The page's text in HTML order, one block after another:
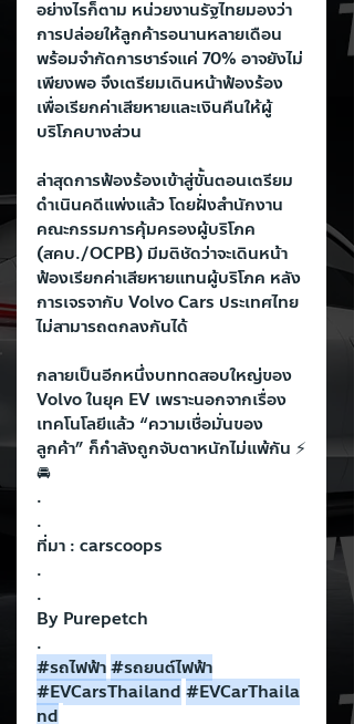
อย่างไรก็ตาม หน่วยงานรัฐไทยมองว่า
การปล่อยให้ลูกค้ารอนานหลายเดือน
พร้อมจำกัดการชาร์จแค่ 70% อาจยังไม่
เพียงพอ จึงเตรียมเดินหน้าฟ้องร้อง
เพื่อเรียกค่าเสียหายและเงินคืนให้ผู้
บริโภคบางส่วน
ล่าสุดการฟ้องร้องเข้าสู่ขั้นตอนเตรียม
ดำเนินคดีแพ่งแล้ว โดยฝั่งสำนักงาน
คณะกรรมการคุ้มครองผู้บริโภค
(สคบ./OCPB) มีมติชัดว่าจะเดินหน้า
ฟ้องเรียกค่าเสียหายแทนผู้บริโภค หลัง
การเจรจากับ Volvo Cars ประเทศไทย
ไม่สามารถตกลงกันได้
กลายเป็นอีกหนึ่งบททดสอบใหญ่ของ
Volvo ในยุค EV เพราะนอกจากเรื่อง
เทคโนโลยีแล้ว “ความเชื่อมั่นของ
ลูกค้า” ก็กำลังถูกจับตาหนักไม่แพ้กัน ⚡
🚘
.
.
ที่มา : carscoops
.
.
By Purepetch
.
#รถไฟฟ้า#รถยนต์ไฟฟ้า
#EVCarsThailand #EVCarThaila
nd